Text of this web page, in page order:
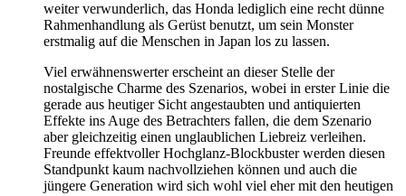
weiter verwunderlich, das Honda lediglich eine recht dünne
Rahmenhandlung als Gerüst benutzt, um sein Monster
erstmalig auf die Menschen in Japan los zu lassen.
Viel erwähnenswerter erscheint an dieser Stelle der
nostalgische Charme des Szenarios, wobei in erster Linie die
gerade aus heutiger Sicht angestaubten und antiquierten
Effekte ins Auge des Betrachters fallen, die dem Szenario
aber gleichzeitig einen unglaublichen Liebreiz verleihen.
Freunde effektvoller Hochglanz-Blockbuster werden diesen
Standpunkt kaum nachvollziehen können und auch die
jüngere Generation wird sich wohl viel eher mit den heutigen